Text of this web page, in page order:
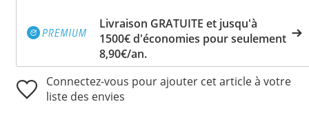
Livraison GRATUITE et jusqu'à
1500€ d'économies pour seulement
8,90€/an.
Connectez-vous pour ajouter cet article à votre
liste des envies